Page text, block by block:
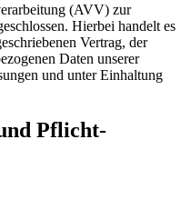
(AVV) zur
Hierbei handelt es
Vertrag, der
Daten unserer
und unter Einhaltung
Pflicht­